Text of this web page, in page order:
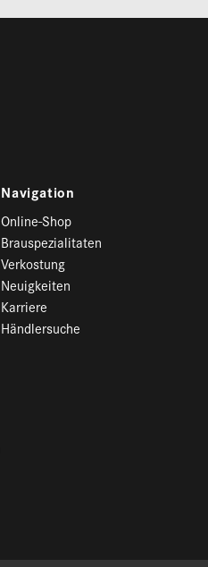
Navigation
Online-Shop
Brauspezialitaten
Verkostung
Neuigkeiten
Karriere
Händlersuche